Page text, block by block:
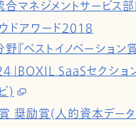
マネジメントサービス
ドアワード2018
『ベストイノベーション
BOXIL SaaSセクション
)
奨励賞(人的資本デー